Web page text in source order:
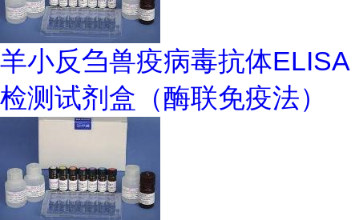
羊小反刍兽疫病毒抗体ELISA
检测试剂盒（酶联免疫法）